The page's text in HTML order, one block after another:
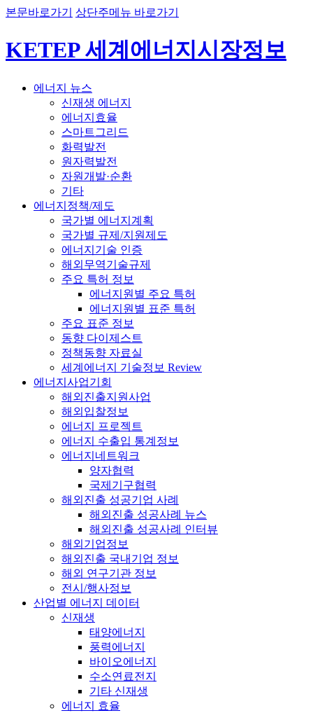
본문바로가기 상단주메뉴 바로가기
KETEP 세계에너지시장정보
에너지 뉴스
신재생 에너지
에너지효율
스마트그리드
화력발전
원자력발전
자원개발·순환
기타
에너지정책/제도
국가별 에너지계획
국가별 규제/지원제도
에너지기술 인증
해외무역기술규제
주요 특허 정보
에너지원별 주요 특허
에너지원별 표준 특허
주요 표준 정보
동향 다이제스트
정책동향 자료실
세계에너지 기술정보 Review
에너지사업기회
해외진출지원사업
해외입찰정보
에너지 프로젝트
에너지 수출입 통계정보
에너지네트워크
양자협력
국제기구협력
해외진출 성공기업 사례
해외진출 성공사례 뉴스
해외진출 성공사례 인터뷰
해외기업정보
해외진출 국내기업 정보
해외 연구기관 정보
전시/행사정보
산업별 에너지 데이터
신재생
태양에너지
풍력에너지
바이오에너지
수소연료전지
기타 신재생
에너지 효율